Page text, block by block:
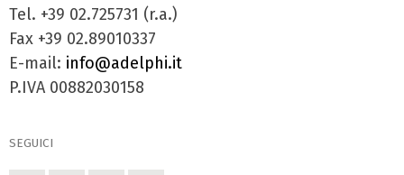
Tel. +39 02.725731 (r.a.)
Fax +39 02.89010337
E-mail: info@adelphi.it
P.IVA 00882030158
SEGUICI